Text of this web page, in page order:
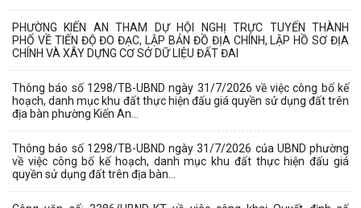
PHƯỜNG KIẾN AN THAM DỰ HỘI NGHỊ TRỰC TUYẾN THÀNH
PHỐ VỀ TIẾN ĐỘ ĐO ĐẠC, LẬP BẢN ĐỒ ĐỊA CHÍNH, LẬP HỒ SƠ ĐỊA
CHÍNH VÀ XÂY DỰNG CƠ SỞ DỮ LIỆU ĐẤT ĐAI
Thông báo số 1298/TB-UBND ngày 31/7/2026 về việc công bố kế
hoạch, danh mục khu đất thực hiện đấu giá quyền sử dụng đất trên
địa bàn phường Kiến An...
Thông báo số 1298/TB-UBND ngày 31/7/2026 của UBND phường
về việc công bố kế hoạch, danh mục khu đất thực hiện đấu giá
quyền sử dụng đất trên địa bàn...